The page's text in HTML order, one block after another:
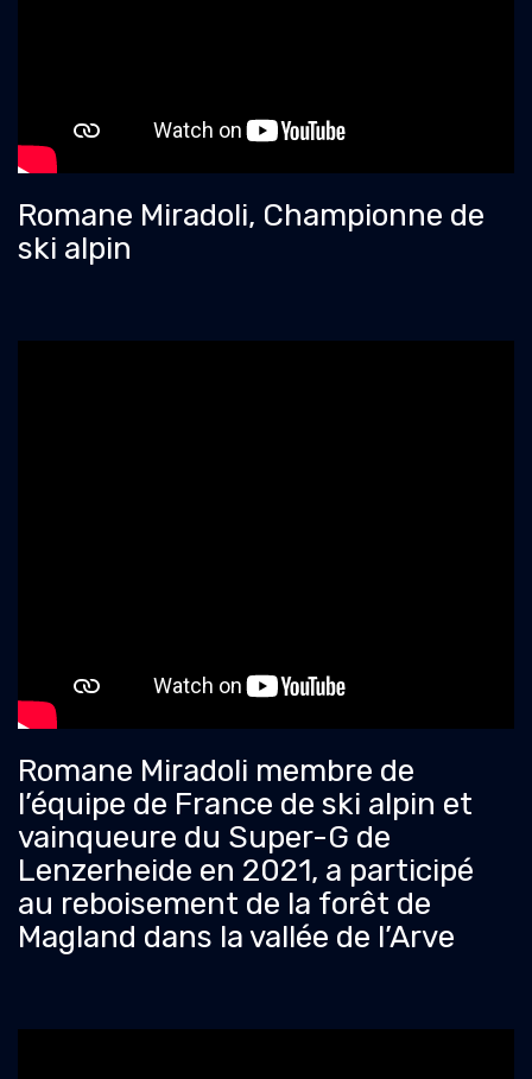
Romane Miradoli, Championne de
ski alpin
Romane Miradoli membre de
l’équipe de France de ski alpin et
vainqueure du Super-G de
Lenzerheide en 2021, a participé
au reboisement de la forêt de
Magland dans la vallée de l’Arve